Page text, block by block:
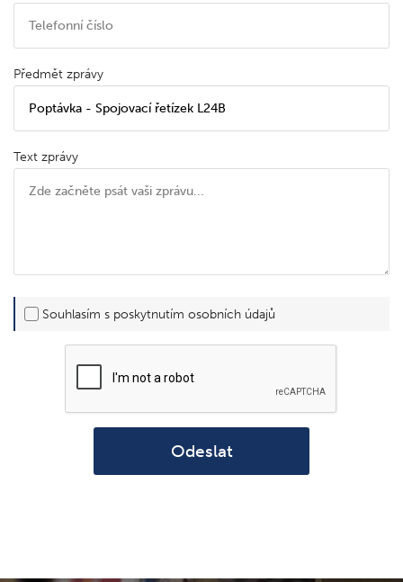
Předmět zprávy
Text zprávy
Souhlasím s poskytnutím osobních údajů
Odeslat